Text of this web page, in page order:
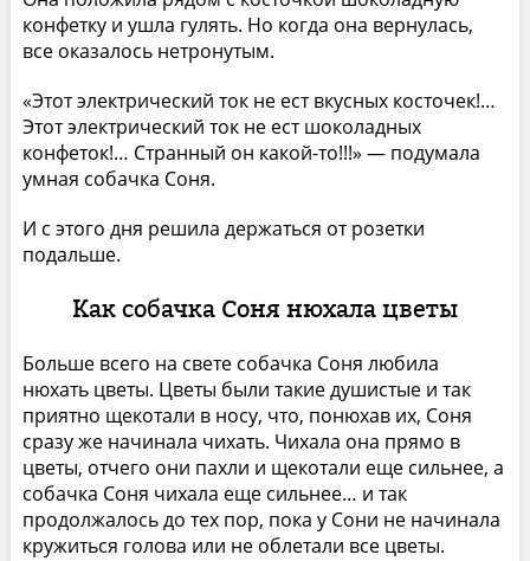
конфетку и ушла гулять. Но когда она вернулась,
все оказалось нетронутым.
«Этот электрический ток не ест вкусных косточек!…
Этот электрический ток не ест шоколадных
конфеток!… Странный он какой-то!!!» — подумала
умная собачка Соня.
И с этого дня решила держаться от розетки
подальше.
Как собачка Соня нюхала цветы
Больше всего на свете собачка Соня любила
нюхать цветы. Цветы были такие душистые и так
приятно щекотали в носу, что, понюхав их, Соня
сразу же начинала чихать. Чихала она прямо в
цветы, отчего они пахли и щекотали еще сильнее, а
собачка Соня чихала еще сильнее… и так
продолжалось до тех пор, пока у Сони не начинала
кружиться голова или не облетали все цветы.